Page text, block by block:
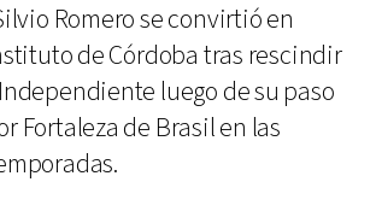
Romero se convirtió en
de Córdoba tras rescindir
luego de su paso
Fortaleza de Brasil en las